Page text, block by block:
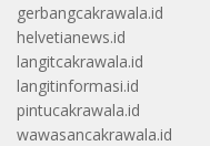
gerbangcakrawala.id
helvetianews.id
langitcakrawala.id
langitinformasi.id
pintucakrawala.id
wawasancakrawala.id